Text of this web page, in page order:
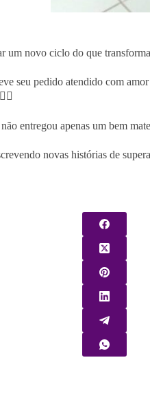
um novo ciclo do que
seu pedido atendido com
entregou apenas um bem
novas histórias de